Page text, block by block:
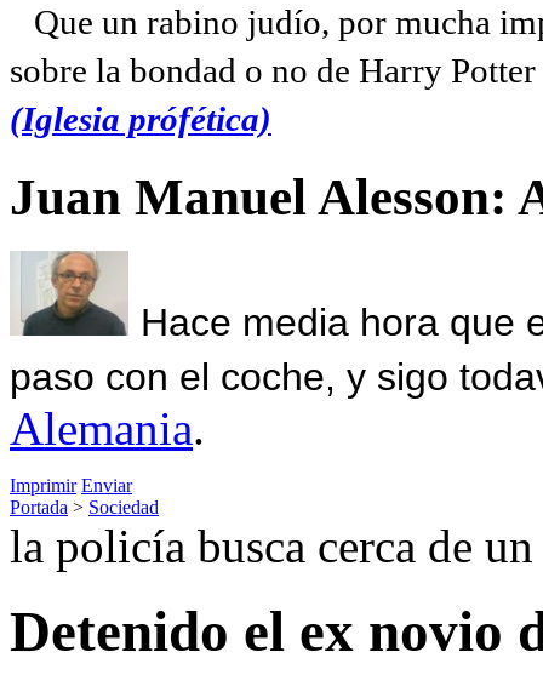
Que un rabino judío, por mucha
sobre la bondad o no de Harry
(Iglesia prófética)
Juan Manuel Alesson:
Hace media hora que
paso con el coche, y sigo
Alemania.
Imprimir Enviar
Portada > Sociedad
la policía busca cerca de
Detenido el ex novio